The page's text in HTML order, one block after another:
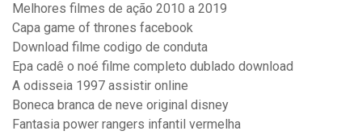
Melhores filmes de ação 2010 a 2019
Capa game of thrones facebook
Download filme codigo de conduta
Epa cadê o noé filme completo dublado download
A odisseia 1997 assistir online
Boneca branca de neve original disney
Fantasia power rangers infantil vermelha